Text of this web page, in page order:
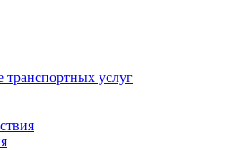
транспортных услуг